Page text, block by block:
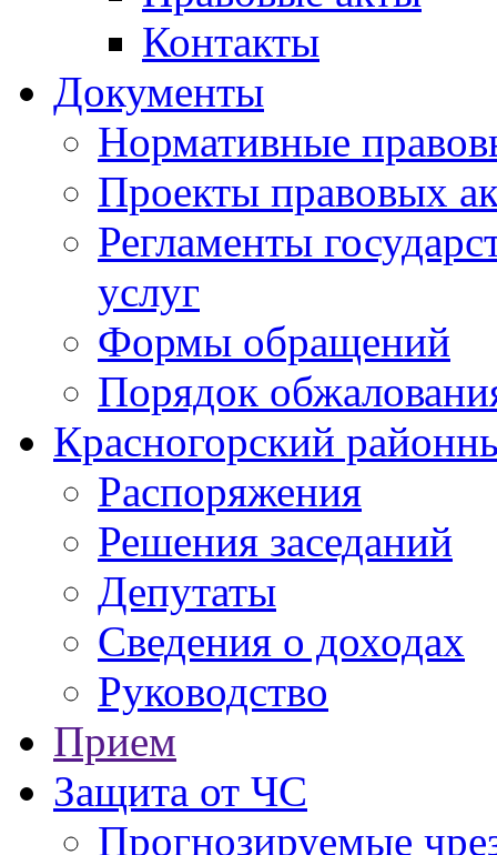
Контакты
Документы
Нормативные
Проекты правовых
Регламенты
услуг
Формы обращений
Порядок
Красногорский
Распоряжения
Решения заседаний
Депутаты
Сведения о доходах
Руководство
Прием
Защита от ЧС
Прогнозируемые